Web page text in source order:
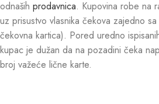
odnaših prodavnica. Kupovina robe na
uz prisustvo vlasnika čekova zajedno
čekovna kartica). Pored uredno
kupac je dužan da na pozadini čeka
broj važeće lične karte.